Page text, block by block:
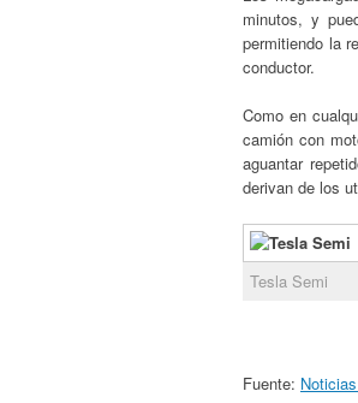
minutos, y
permitiendo la
conductor.
Como en
camión con
aguantar
derivan de los
Tesla Semi
Fuente: